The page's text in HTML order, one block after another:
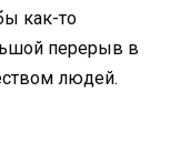
как-то
перерыв в
людей.